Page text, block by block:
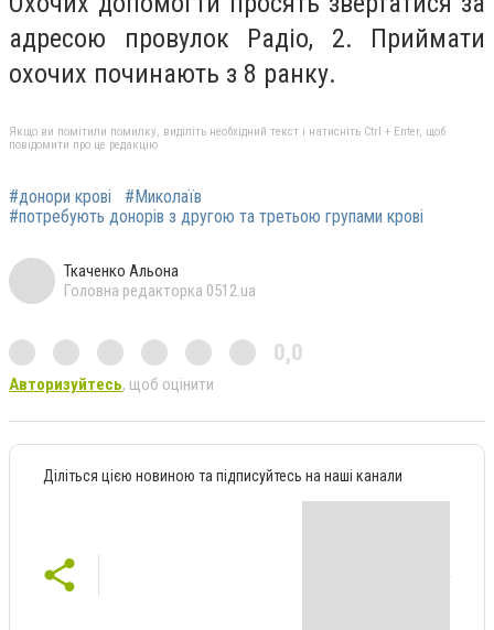
адресою провулок Радіо, 2. Приймати
охочих починають з 8 ранку.
Якщо ви помітили помилку, виділіть необхідний текст і натисніть Ctrl + Enter, щоб
повідомити про це редакцію
#донори крові
#Миколаїв
#потребують донорів з другою та третьою групами крові
Ткаченко Альона
Головна редакторка 0512.ua
0,0
Авторизуйтесь, щоб оцінити
Діліться цією новиною та підписуйтесь на наші канали